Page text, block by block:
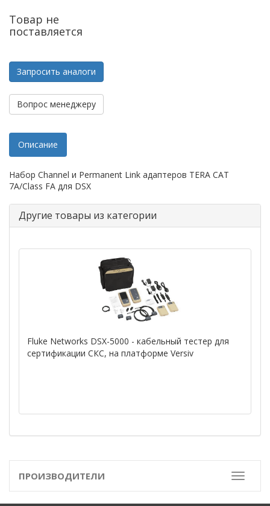
Товар не
поставляется
Запросить аналоги
Вопрос менеджеру
Описание
Набор Channel и Permanent Link адаптеров TERA CAT
7A/Class FA для DSX
Другие товары из категории
Fluke Networks DSX-5000 - кабельный тестер для
сертификации СКС, на платформе Versiv
Toggle
ПРОИЗВОДИТЕЛИ